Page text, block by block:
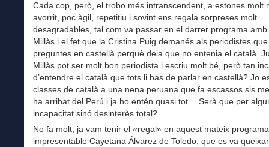
Cada cop, però, el trobo més intranscendent, a estones molt
avorrit, poc àgil, repetitiu i sovint ens regala sorpreses molt
desagradables, tal com va passar en el darrer programa
Millàs i el fet que la Cristina Puig demanés als periodistes
preguntes en castellà perquè deia que no entenia el català.
Millàs pot ser molt bon periodista i escriu molt bé, però tan
d’entendre el català que tots li has de parlar en castellà? Jo
classes de català a una nena peruana que fa escassos sis
ha arribat del Perú i ja ho entén quasi tot… Serà que per
incapacitat sinó desinterès total?
No fa molt, ja vam tenir el «regal» en aquest mateix
impresentable Cayetana Álvarez de Toledo, que es va